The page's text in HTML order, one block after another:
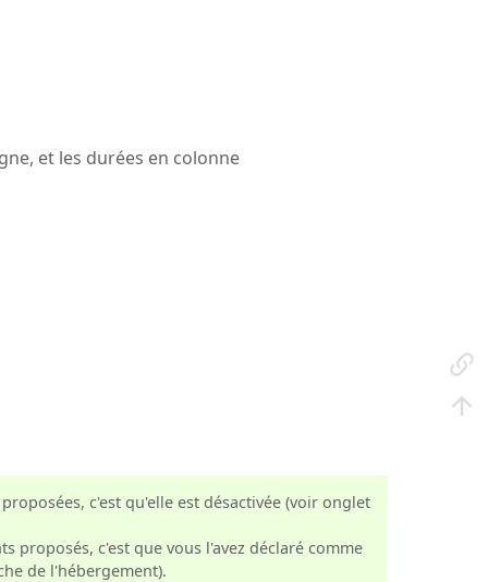
et les durées en colonne
c'est qu'elle est désactivée (voir onglet
proposés, c'est que vous l'avez déclaré comme
de l'hébergement).